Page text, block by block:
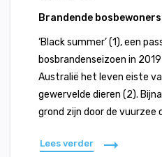
Brandende
‘Black summer’ (1), een
bosbrandenseizoen in
Australië het leven eiste
gewervelde dieren (2).
grond zijn door de vuurzee
Lees verder